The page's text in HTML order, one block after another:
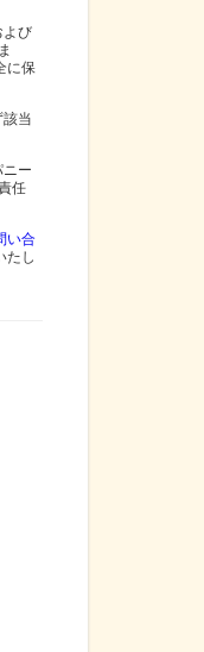
よび
に保
当
ー
任
い合
たし